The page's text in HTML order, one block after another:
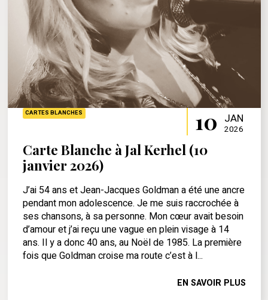
CARTES BLANCHES 10 JAN
2026
Carte Blanche à Jal Kerhel (10
janvier 2026)
J’ai 54 ans et Jean-Jacques Goldman a été une ancre
pendant mon adolescence. Je me suis raccrochée à
ses chansons, à sa personne. Mon cœur avait besoin
d’amour et j’ai reçu une vague en plein visage à 14
ans. Il y a donc 40 ans, au Noël de 1985. La première
fois que Goldman croise ma route c’est à l...
EN SAVOIR PLUS